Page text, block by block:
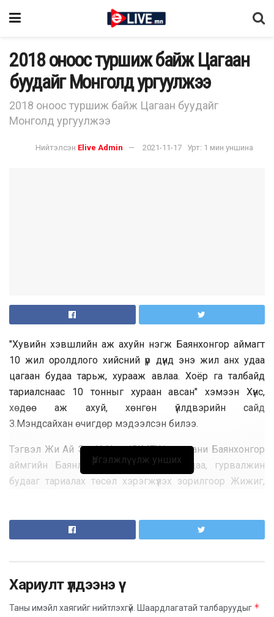
2018 оноос туршиж байж Цагаан
буудайг Монголд ургуулжээ
2018 оноос туршиж байж Цагаан буудайг
Монголд ургуулжээ
Нийтэлсэн Elive Admin 2021-11-17 Урт: 1 мин уншина
"Хувийн хэвшлийн аж ахуйн нэгж Баянхонгор аймагт
10 жил оролдлого хийсний үр дүнд энэ жил анх удаа
цагаан будаа тарьж, хурааж авлаа. Хоёр га талбайд
тариалснаас 10 тонныг хураан авсан" хэмээн Хүнс,
хөдөө аж ахуй, хөнгөн үйлдвэрийн сайд
З.Мэндсайхан өчигдөр мэдээлсэн билээ.
Тэгвэл Жи Ай Эм И Икс /GIMEX/ компани Баянхонгор
аймгийн Баянлиг суманд цагаан будаа, гурвалжин
будааг тариалах төсөл хэрэгжүүлэх зорилгоор Жижиг,
Үргэлжлүүлж унших
Хариулт үлдээнэ үү
Таны имэйл хаягийг нийтлэхгүй. Шаардлагатай талбаруудыг *